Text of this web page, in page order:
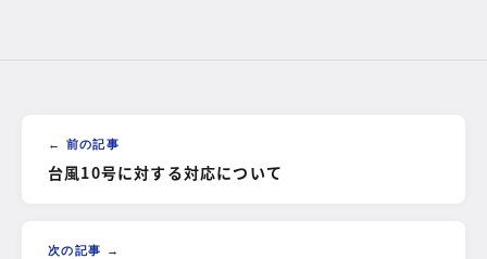
← 前の記事
台風10号に対する対応について
次の記事 →